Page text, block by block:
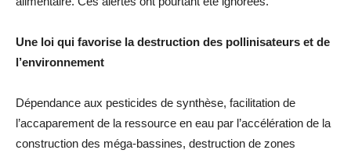
Une loi qui favorise la destruction des pollinisateurs et de
l’environnement
Dépendance aux pesticides de synthèse, facilitation de
l’accaparement de la ressource en eau par l’accélération de la
construction des méga-bassines, destruction de zones